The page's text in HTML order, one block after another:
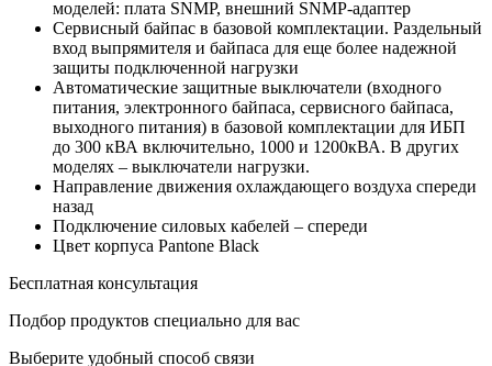
моделей: плата SNMP, внешний SNMP-адаптер
Сервисный байпас в базовой комплектации. Раздельный
вход выпрямителя и байпаса для еще более надежной
защиты подключенной нагрузки
Автоматические защитные выключатели (входного
питания, электронного байпаса, сервисного байпаса,
выходного питания) в базовой комплектации для ИБП
до 300 кВА включительно, 1000 и 1200кВА. В других
моделях – выключатели нагрузки.
Направление движения охлаждающего воздуха спереди
назад
Подключение силовых кабелей – спереди
Цвет корпуса Pantone Black
Бесплатная консультация
Подбор продуктов специально для вас
Выберите удобный способ связи